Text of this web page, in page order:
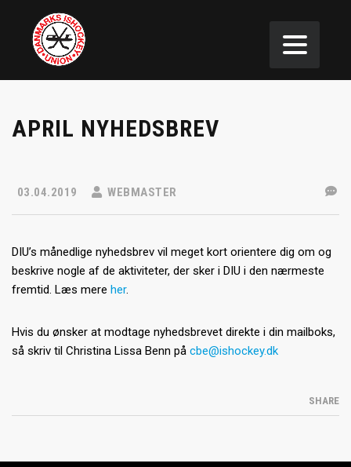
APRIL NYHEDSBREV
03.04.2019 WEBMASTER
DIU’s månedlige nyhedsbrev vil meget kort orientere dig om og
beskrive nogle af de aktiviteter, der sker i DIU i den nærmeste
fremtid. Læs mere her.
Hvis du ønsker at modtage nyhedsbrevet direkte i din mailboks,
så skriv til Christina Lissa Benn på cbe@ishockey.dk
SHARE